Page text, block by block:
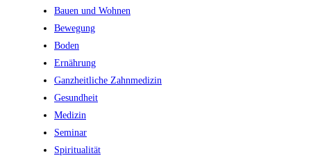
Bauen und Wohnen
Bewegung
Boden
Ernährung
Ganzheitliche Zahnmedizin
Gesundheit
Medizin
Seminar
Spiritualität